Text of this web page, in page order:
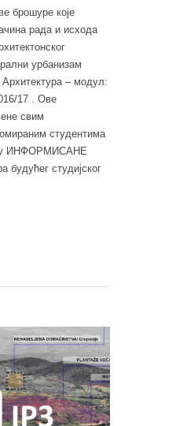
брошуре које
рада и исхода
урбанизам
– модул:
17 . Ове
свим
студентима
ИНФОРМИСАНЕ
будућег студијског